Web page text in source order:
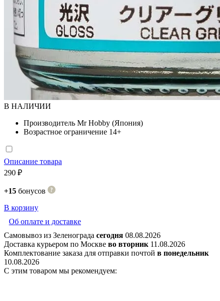
В НАЛИЧИИ
Производитель Mr Hobby (Япония)
Возрастное ограничение 14+
Описание товара
290 ₽
+15 бонусов
В корзину
Об оплате и доставке
Самовывоз из Зеленограда сегодня 08.08.2026
Доставка курьером по Москве во вторник 11.08.2026
Комплектование заказа для отправки почтой в понедельник
10.08.2026
С этим товаром мы рекомендуем: